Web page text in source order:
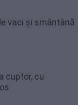
vaci și smântână
cuptor, cu